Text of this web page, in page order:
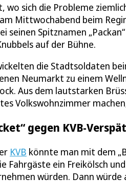
wo sich die Probleme
Mittwochabend beim
seinen Spitznamen
auf der Bühne.
die Stadtsoldaten
Neumarkt zu einem
Aus dem lautstarken
Volkswohnzimmer
gegen KVB-
KVB könnte man mit dem
Fahrgäste ein Freikölsch
würden. Dann